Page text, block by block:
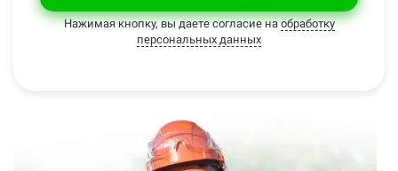
Нажимая кнопку, вы даете согласие наобработку
персональных данных